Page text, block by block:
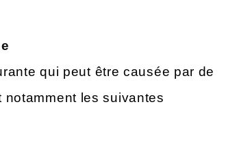
qui peut être causée par de
les suivantes